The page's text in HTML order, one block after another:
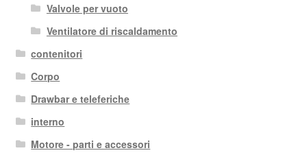
Valvole per vuoto
Ventilatore di riscaldamento
contenitori
Corpo
Drawbar e teleferiche
interno
Motore - parti e accessori